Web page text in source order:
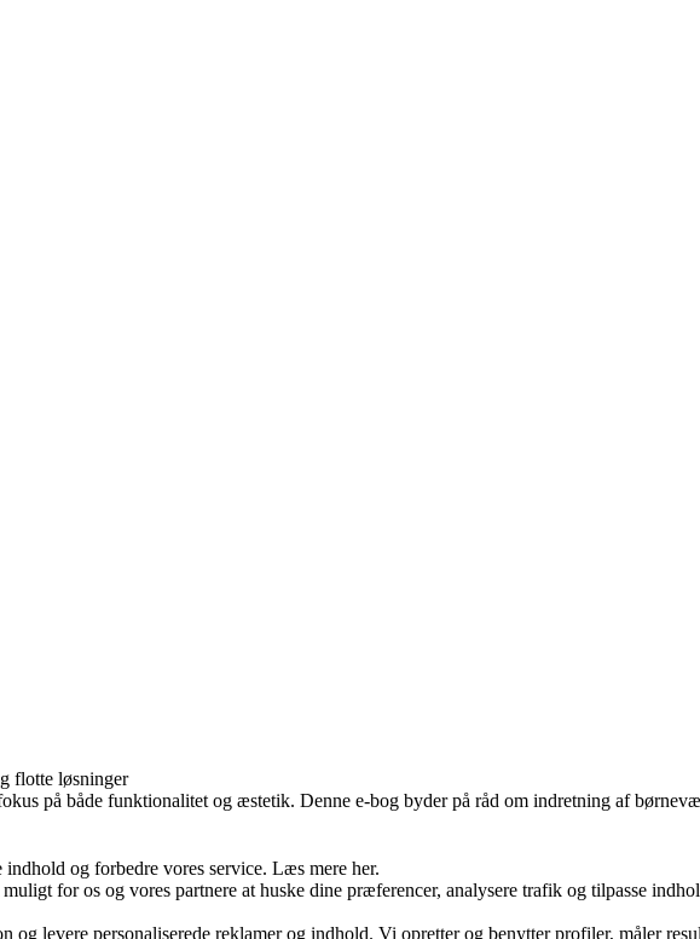
flotte løsninger
på både funktionalitet og æstetik. Denne e-bog byder på råd om indretning af
og forbedre vores service. Læs mere her.
for os og vores partnere at huske dine præferencer, analysere trafik og tilpasse
og levere personaliserede reklamer og indhold. Vi opretter og benytter profiler, måler